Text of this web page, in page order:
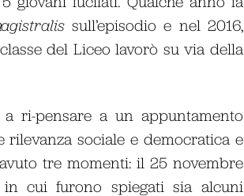
sull’episodio e nel 2016,
del Liceo lavorò su via della
ri-pensare a un appuntamento
sociale e democratica e
tre momenti: il 25 novembre
in cui furono spiegati sia alcuni